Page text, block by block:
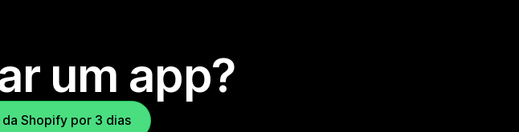
um app?
Shopify por 3 dias